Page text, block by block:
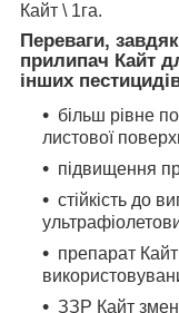
Кайт \ 1га.
Переваги,
прилипач Кайт
інших
більш рівне
листової
підвищення
стійкість до
препарат
ЗЗР Кайт